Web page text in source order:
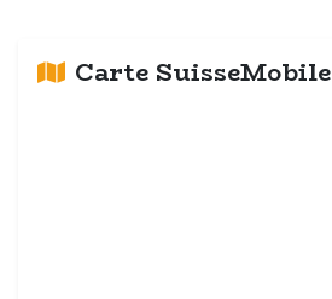
Carte SuisseMobile